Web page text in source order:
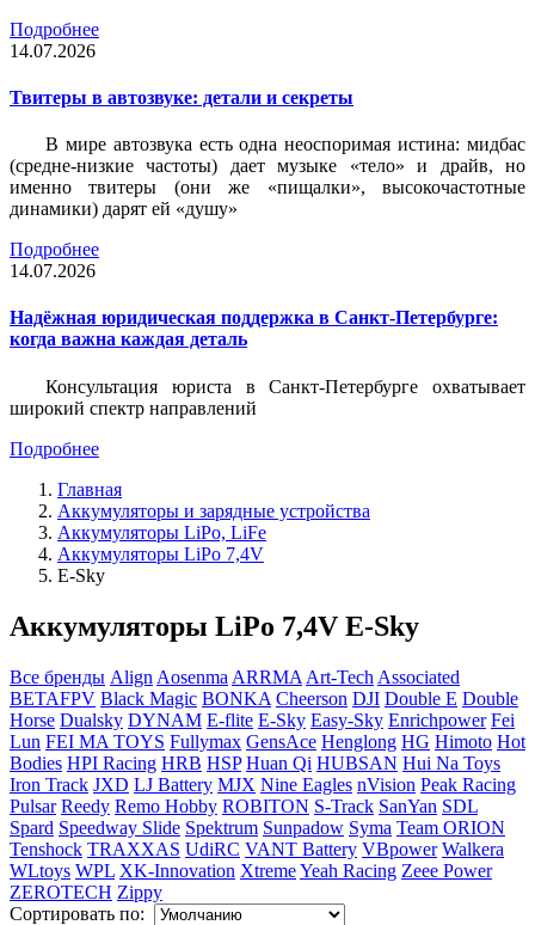
Подробнее
14.07.2026
Твитеры в автозвуке: детали и секреты
В мире автозвука есть одна неоспоримая истина: мидбас
(средне-низкие частоты) дает музыке «тело» и драйв, но
именно твитеры (они же «пищалки», высокочастотные
динамики) дарят ей «душу»
Подробнее
14.07.2026
Надёжная юридическая поддержка в Санкт-Петербурге:
когда важна каждая деталь
Консультация юриста в Санкт-Петербурге охватывает
широкий спектр направлений
Подробнее
Главная
Аккумуляторы и зарядные устройства
Аккумуляторы LiPo, LiFe
Аккумуляторы LiPo 7,4V
E-Sky
Аккумуляторы LiPo 7,4V E-Sky
Все бренды Align Aosenma ARRMA Art-Tech Associated
BETAFPV Black Magic BONKA Cheerson DJI Double E Double
Horse Dualsky DYNAM E-flite E-Sky Easy-Sky Enrichpower Fei
Lun FEI MA TOYS Fullymax GensAce Henglong HG Himoto Hot
Bodies HPI Racing HRB HSP Huan Qi HUBSAN Hui Na Toys
Iron Track JXD LJ Battery MJX Nine Eagles nVision Peak Racing
Pulsar Reedy Remo Hobby ROBITON S-Track SanYan SDL
Spard Speedway Slide Spektrum Sunpadow Syma Team ORION
Tenshock TRAXXAS UdiRC VANT Battery VBpower Walkera
WLtoys WPL XK-Innovation XtremeYeah Racing Zeee Power
ZEROTECH Zippy
Сортировать по: